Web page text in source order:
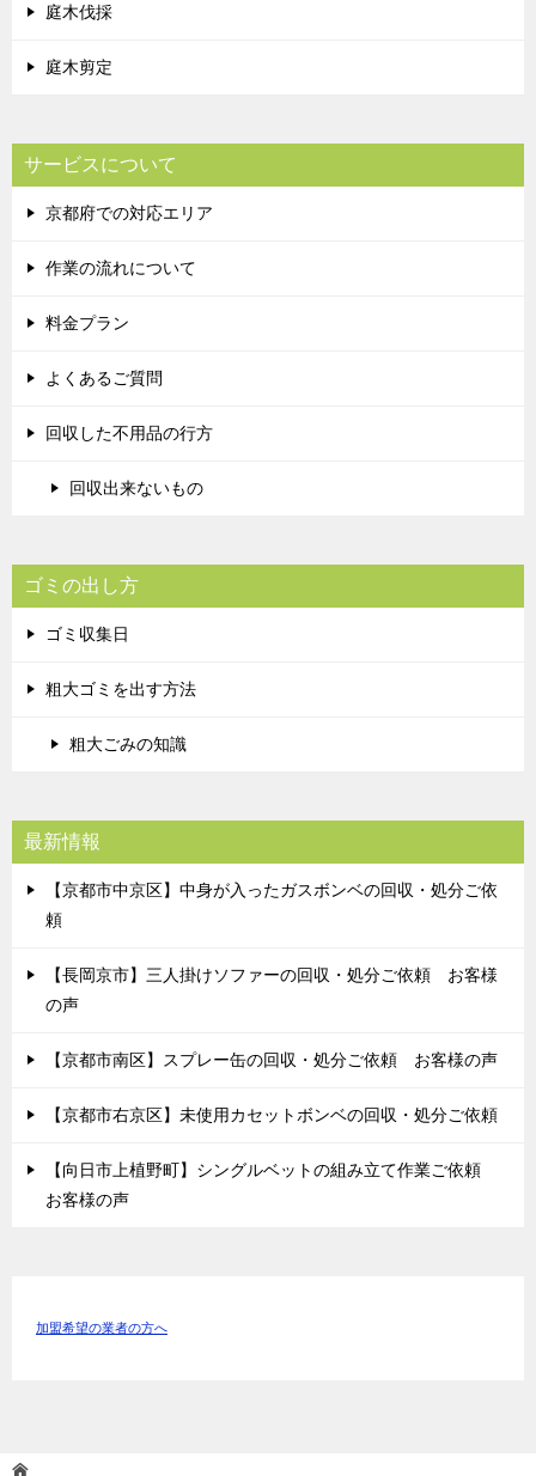
庭木伐採
庭木剪定
サービスについて
京都府での対応エリア
作業の流れについて
料金プラン
よくあるご質問
回収した不用品の行方
回収出来ないもの
ゴミの出し方
ゴミ収集日
粗大ゴミを出す方法
粗大ごみの知識
最新情報
【京都市中京区】中身が入ったガスボンベの回収・処分ご依
頼
【長岡京市】三人掛けソファーの回収・処分ご依頼 お客様
の声
【京都市南区】スプレー缶の回収・処分ご依頼 お客様の声
【京都市右京区】未使用カセットボンベの回収・処分ご依頼
【向日市上植野町】シングルベットの組み立て作業ご依頼
お客様の声
加盟希望の業者の方へ